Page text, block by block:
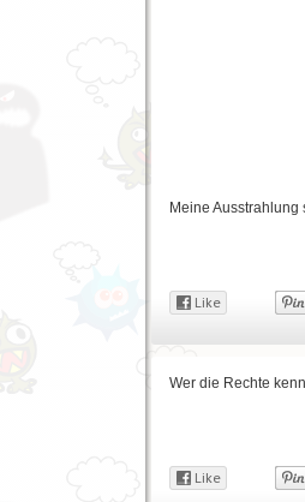
Meine
Wer die Rechte